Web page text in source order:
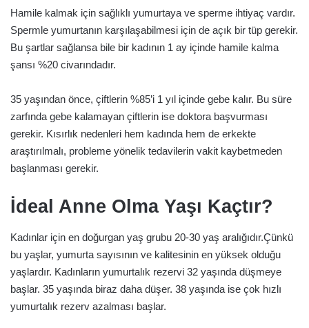
Hamile kalmak için sağlıklı yumurtaya ve sperme ihtiyaç vardır.
Spermle yumurtanın karşılaşabilmesi için de açık bir tüp gerekir.
Bu şartlar sağlansa bile bir kadının 1 ay içinde hamile kalma
şansı %20 civarındadır.
35 yaşından önce, çiftlerin %85’i 1 yıl içinde gebe kalır. Bu süre
zarfında gebe kalamayan çiftlerin ise doktora başvurması
gerekir. Kısırlık nedenleri hem kadında hem de erkekte
araştırılmalı, probleme yönelik tedavilerin vakit kaybetmeden
başlanması gerekir.
İdeal Anne Olma Yaşı Kaçtır?
Kadınlar için en doğurgan yaş grubu 20-30 yaş aralığıdır.Çünkü
bu yaşlar, yumurta sayısının ve kalitesinin en yüksek olduğu
yaşlardır. Kadınların yumurtalık rezervi 32 yaşında düşmeye
başlar. 35 yaşında biraz daha düşer. 38 yaşında ise çok hızlı
yumurtalık rezerv azalması başlar.